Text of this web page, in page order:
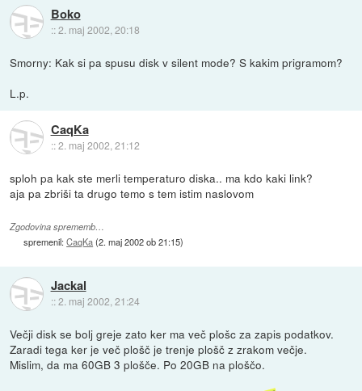
Boko
::2. maj 2002, 20:18
Smorny: Kak si pa spusu disk v silent mode? S kakim prigramom?
L.p.
CaqKa
::2. maj 2002, 21:12
sploh pa kak ste merli temperaturo diska.. ma kdo kaki link?
aja pa zbriši ta drugo temo s tem istim naslovom
Zgodovina sprememb…
spremenil:CaqKa(2. maj 2002 ob 21:15)
Jackal
::2. maj 2002, 21:24
Večji disk se bolj greje zato ker ma več plošc za zapis podatkov.
Zaradi tega ker je več plošč je trenje plošč z zrakom večje.
Mislim, da ma 60GB 3 plošče. Po 20GB na ploščo.